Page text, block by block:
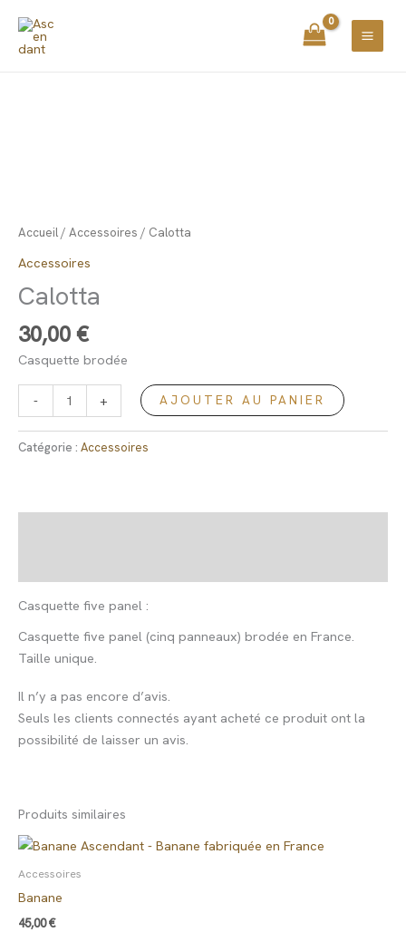
principal
contenu
Accueil/ Accessoires / Calotta
Accessoires
Calotta
30,00 €
Casquette brodée
- + AJOUTER AU PANIER
Catégorie : Accessoires
Casquette five panel :
Casquette five panel (cinq panneaux) brodée en France.
Taille unique.
Il n’y a pas encore d’avis.
Seuls les clients connectés ayant acheté ce produit ont la
possibilité de laisser un avis.
Produits similaires
Accessoires
Banane
45,00€